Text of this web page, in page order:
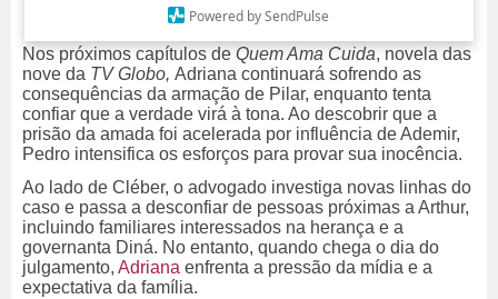
Powered by SendPulse
Nos próximos capítulos de Quem Ama Cuida, novela das
nove da TV Globo, Adriana continuará sofrendo as
consequências da armação de Pilar, enquanto tenta
confiar que a verdade virá à tona. Ao descobrir que a
prisão da amada foi acelerada por influência de Ademir,
Pedro intensifica os esforços para provar sua inocência.
Ao lado de Cléber, o advogado investiga novas linhas do
caso e passa a desconfiar de pessoas próximas a Arthur,
incluindo familiares interessados na herança e a
governanta Diná. No entanto, quando chega o dia do
julgamento, Adriana enfrenta a pressão da mídia e a
expectativa da família.